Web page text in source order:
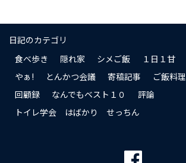
日記のカテゴリ
食べ歩き
隠れ家 シメご飯 １日１甘
やぁ!
とんかつ会議 寄稿記事 ご飯料理
回顧録
なんでもベスト１０
評論
トイレ学会 はばかり せっちん